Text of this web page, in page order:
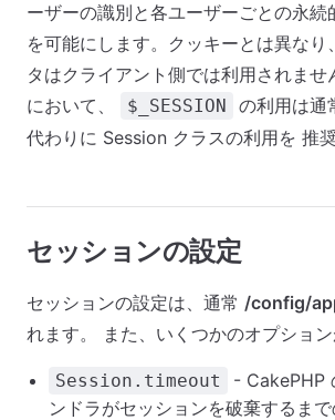
ーザーの識別と各ユーザーごとの永続
を可能にします。クッキーとは異なり
タはクライアント側では利用されま
において、
$_SESSION
の利用は通
代わりに Session クラスの利用を 推奨
セッションの設定
セッションの設定は、通常 /config/
れます。 また、いくつかのオプショ
Session.timeout
- CakePHP
ンドラがセッションを破棄するま